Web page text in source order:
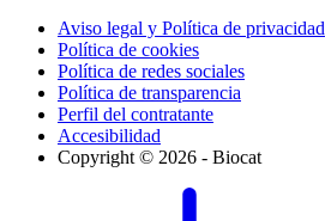
Aviso legal y Política de privacidad
Política de cookies
Política de redes sociales
Política de transparencia
Perfil del contratante
Accesibilidad
Copyright © 2026 - Biocat